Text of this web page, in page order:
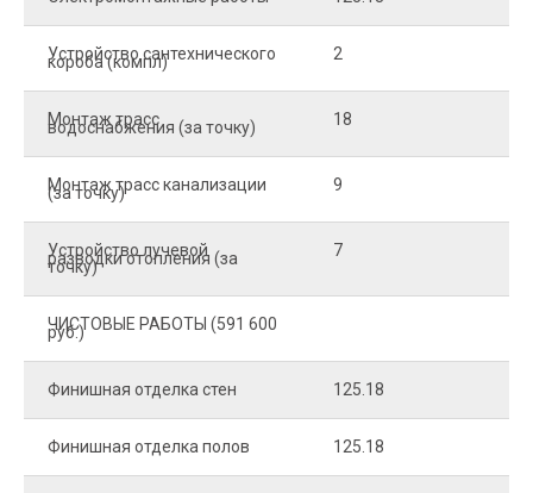
Устройство сантехнического
короба (компл) 2
Монтаж трасс
водоснабжения (за точку) 18
Монтаж трасс канализации
(за точку) 9
Устройство лучевой
разводки отопления (за
точку)
7
ЧИСТОВЫЕ РАБОТЫ (591 600
руб.)
Финишная отделка стен 125.18
Финишная отделка полов 125.18